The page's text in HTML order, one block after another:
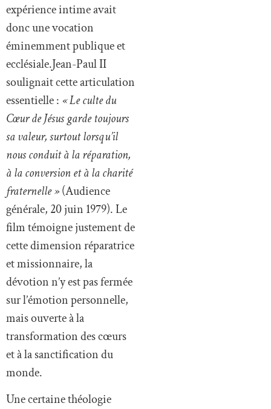
expérience intime avait
donc une vocation
éminemment publique et
ecclésiale.Jean-Paul II
soulignait cette articulation
essentielle : « Le culte du
Cœur de Jésus garde toujours
sa valeur, surtout lorsqu’il
nous conduit à la réparation,
à la conversion et à la charité
fraternelle »(Audience
générale, 20 juin 1979). Le
film témoigne justement de
cette dimension réparatrice
et missionnaire, la
dévotion n’y est pas fermée
sur l’émotion personnelle,
mais ouverte à la
transformation des cœurs
et à la sanctification du
monde.
Une certaine théologie